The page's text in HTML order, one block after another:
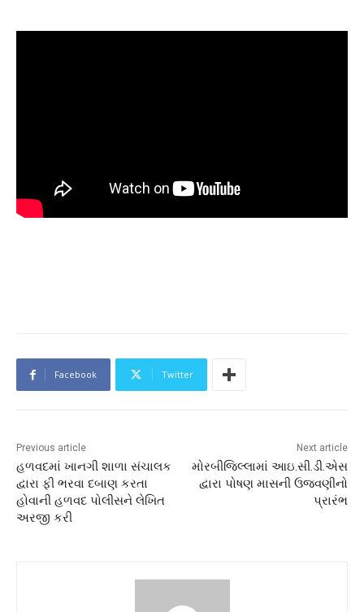
Facebook Twitter
Previous article
હળવદમાં ખાનગી શાળા સંચાલક
દ્વારા ફી ભરવા દબાણ કરતા
હોવાની હળવદ પોલીસને લેખિત
અરજી કરી
Next article
મોરબીજિલ્લામાં આઇ.સી.ડી.એસ
દ્વારા પોષણ માસની ઉજવણીનો
પ્રારંભ